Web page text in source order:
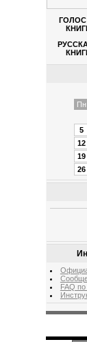
Пн
5
12
19
26
FAQ